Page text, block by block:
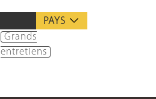
PAYS
Grands
entretiens